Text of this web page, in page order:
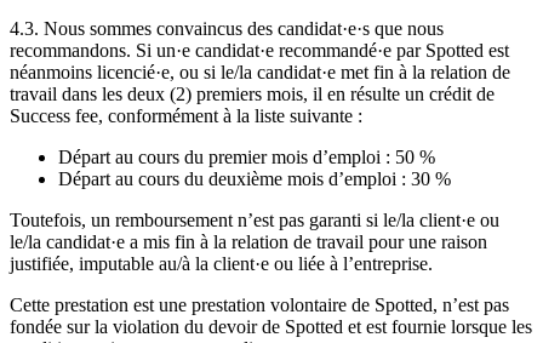
4.3. Nous sommes convaincus des candidat·e·s que nous
recommandons. Si un·e candidat·e recommandé·e par Spotted est
néanmoins licencié·e, ou si le/la candidat·e met fin à la relation de
travail dans les deux (2) premiers mois, il en résulte un crédit de
Success fee, conformément à la liste suivante :
Départ au cours du premier mois d’emploi : 50 %
Départ au cours du deuxième mois d’emploi : 30 %
Toutefois, un remboursement n’est pas garanti si le/la client·e ou
le/la candidat·e a mis fin à la relation de travail pour une raison
justifiée, imputable au/à la client·e ou liée à l’entreprise.
Cette prestation est une prestation volontaire de Spotted, n’est pas
fondée sur la violation du devoir de Spotted et est fournie lorsque les